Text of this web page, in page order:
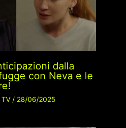
dalla
con Neva e le
TV/ 28/06/2025